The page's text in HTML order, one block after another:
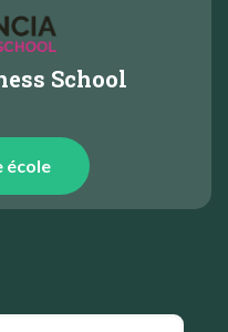
School
école